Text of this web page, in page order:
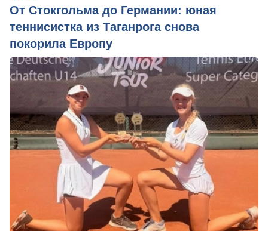
От Стокгольма до Германии: юная
теннисистка из Таганрога снова
покорила Европу